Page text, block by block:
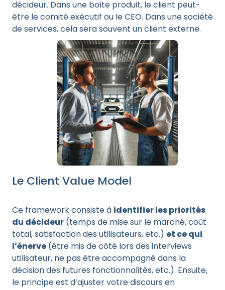
décideur. Dans une boîte produit, le client peut-
être le comité exécutif ou le CEO. Dans une société
de services, cela sera souvent un client externe.
Le Client Value Model
Ce framework consiste à identifier les priorités
du décideur (temps de mise sur le marché, coût
total, satisfaction des utilisateurs, etc.) et ce qui
l’énerve (être mis de côté lors des interviews
utilisateur, ne pas être accompagné dans la
décision des futures fonctionnalités, etc.). Ensuite,
le principe est d’ajuster votre discours en